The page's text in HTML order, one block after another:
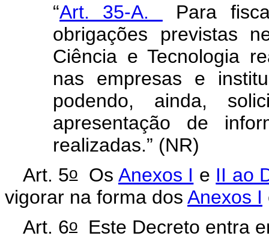
“Art. 35-A.
Para
obrigações previstas
Ciência e Tecnologia
nas empresas e
podendo, ainda,
apresentação de
realizadas.” (NR)
Art. 5oOs Anexos I e II ao
vigorar na forma dos Anexos I
Art. 6o Este Decreto entra